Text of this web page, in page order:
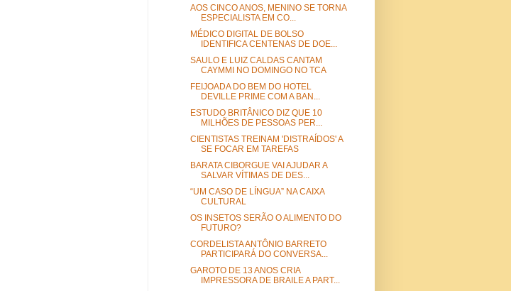
AOS CINCO ANOS, MENINO SE TORNA
ESPECIALISTA EM CO...
MÉDICO DIGITAL DE BOLSO
IDENTIFICA CENTENAS DE DOE...
SAULO E LUIZ CALDAS CANTAM
CAYMMI NO DOMINGO NO TCA
FEIJOADA DO BEM DO HOTEL
DEVILLE PRIME COM A BAN...
ESTUDO BRITÂNICO DIZ QUE 10
MILHÕES DE PESSOAS PER...
CIENTISTAS TREINAM 'DISTRAÍDOS' A
SE FOCAR EM TAREFAS
BARATA CIBORGUE VAI AJUDAR A
SALVAR VÍTIMAS DE DES...
“UM CASO DE LÍNGUA” NA CAIXA
CULTURAL
OS INSETOS SERÃO O ALIMENTO DO
FUTURO?
CORDELISTA ANTÔNIO BARRETO
PARTICIPARÁ DO CONVERSA...
GAROTO DE 13 ANOS CRIA
IMPRESSORA DE BRAILE A PART...